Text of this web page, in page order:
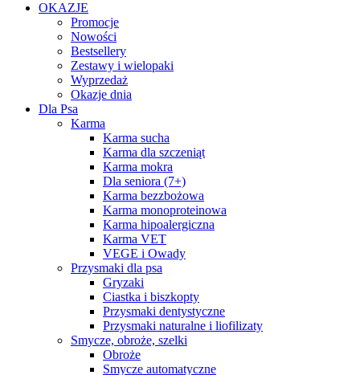
OKAZJE
Promocje
Nowości
Bestsellery
Zestawy i wielopaki
Wyprzedaż
Okazje dnia
Dla Psa
Karma
Karma sucha
Karma dla szczeniąt
Karma mokra
Dla seniora (7+)
Karma bezzbożowa
Karma monoproteinowa
Karma hipoalergiczna
Karma VET
VEGE i Owady
Przysmaki dla psa
Gryzaki
Ciastka i biszkopty
Przysmaki dentystyczne
Przysmaki naturalne i liofilizaty
Smycze, obroże, szelki
Obroże
Smycze automatyczne